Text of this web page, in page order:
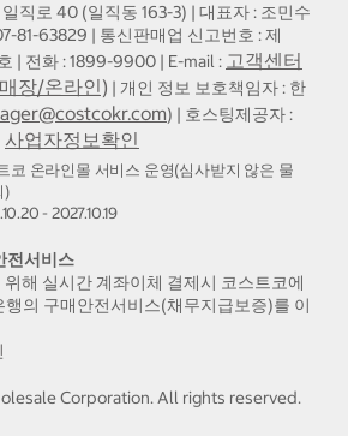
직로 40 (일직동 163-3) | 대표자 : 조민수
81-63829 | 통신판매업 신고번호 : 제
| 전화 : 1899-9900 | E-mail : 고객센터
장/온라인) | 개인 정보 보호책임자 : 한
) | 호스팅제공자 :
사업자정보확인
코 온라인몰 서비스 운영(심사받지 않은 물
)
- 2027.10.19
전서비스
해 실시간 계좌이체 결제시 코스트코에
행의 구매안전서비스(채무지급보증)를 이
Corporation.All rights reserved.